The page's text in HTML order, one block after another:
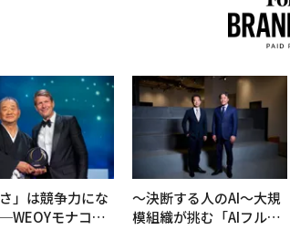
さ」は競争力にな
モナコで
〜決断する人のAI〜大規
模組織が挑む「AIフル実